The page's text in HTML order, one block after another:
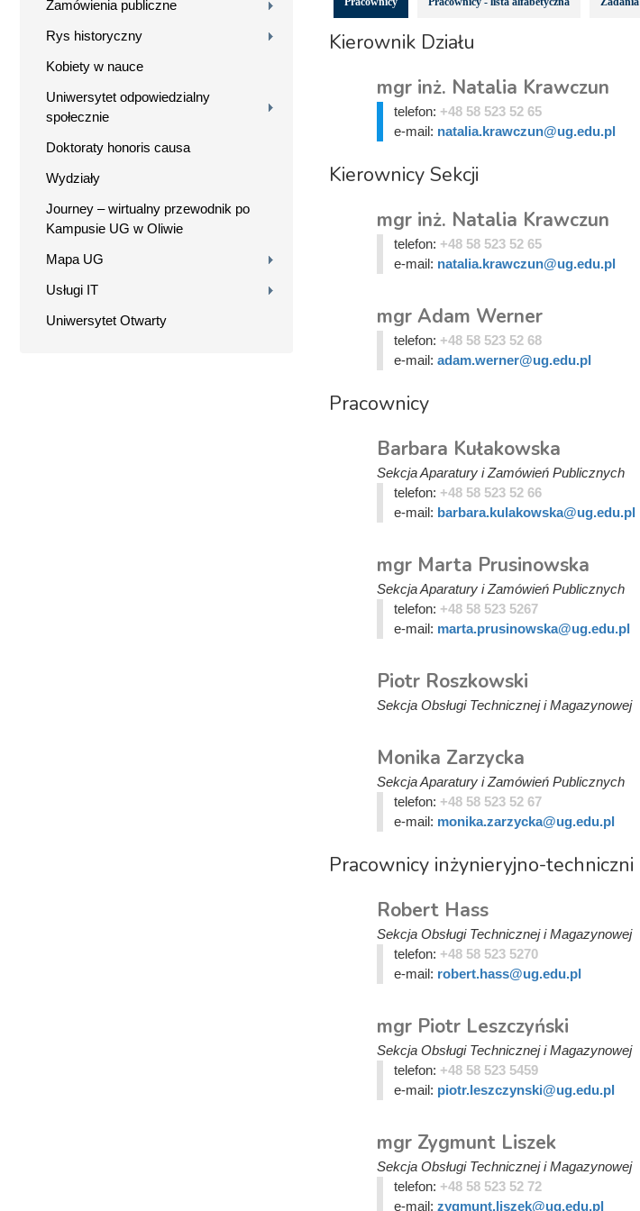
Zamówienia publiczne
Rys historyczny
Kobiety w nauce
Uniwersytet odpowiedzialny
społecznie
Doktoraty honoris causa
Wydziały
Journey – wirtualny przewodnik po
Kampusie UG w Oliwie
Mapa UG
Usługi IT
Uniwersytet Otwarty
Kierownik Działu
mgr inż. Natalia Krawczun
telefon: +48 58 523 52 65
e-mail: natalia.krawczun@ug.edu.pl
Kierownicy Sekcji
mgr inż. Natalia Krawczun
telefon: +48 58 523 52 65
e-mail: natalia.krawczun@ug.edu.pl
mgr Adam Werner
telefon: +48 58 523 52 68
e-mail: adam.werner@ug.edu.pl
Pracownicy
Barbara Kułakowska
Sekcja Aparatury i Zamówień Publicznych
telefon: +48 58 523 52 66
e-mail: barbara.kulakowska@ug.edu.pl
mgr Marta Prusinowska
Sekcja Aparatury i Zamówień Publicznych
telefon: +48 58 523 5267
e-mail: marta.prusinowska@ug.edu.pl
Piotr Roszkowski
Sekcja Obsługi Technicznej i Magazynowej
Monika Zarzycka
Sekcja Aparatury i Zamówień Publicznych
telefon: +48 58 523 52 67
e-mail: monika.zarzycka@ug.edu.pl
Pracownicy inżynieryjno-techniczni
Robert Hass
Sekcja Obsługi Technicznej i Magazynowej
telefon: +48 58 523 5270
e-mail: robert.hass@ug.edu.pl
mgr Piotr Leszczyński
Sekcja Obsługi Technicznej i Magazynowej
telefon: +48 58 523 5459
e-mail: piotr.leszczynski@ug.edu.pl
mgr Zygmunt Liszek
Sekcja Obsługi Technicznej i Magazynowej
telefon: +48 58 523 52 72
e-mail: zygmunt.liszek@ug.edu.pl